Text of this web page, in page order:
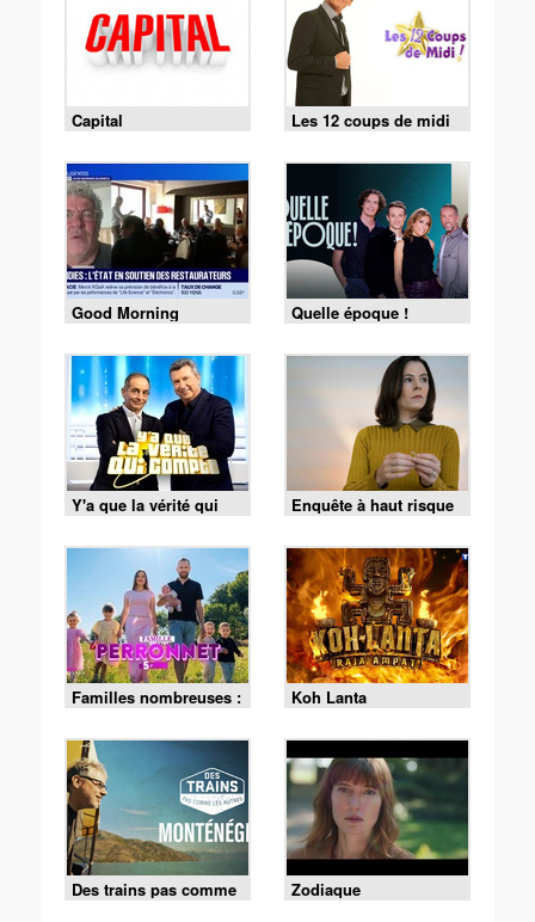
Capital Les 12 coups de midi
Good Morning
Business
Quelle époque !
Y'a que la vérité qui
compte
Enquête à haut risque
Familles nombreuses :
la vie en XXL
Koh Lanta
Des trains pas comme
les autres
Zodiaque